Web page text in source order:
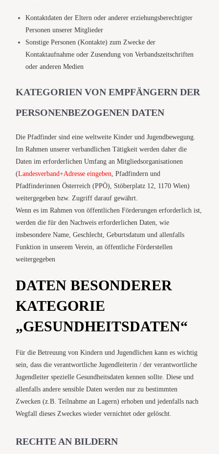
Kontaktdaten der Eltern oder anderer erziehungsberechtigter
Personen unserer Mitglieder
Sonstige Personen (Kontakte) zum Zwecke der
Kontaktaufnahme oder Zusendung von Verbandszeitschriften
oder anderen Medien
KATEGORIEN VON EMPFÄNGERN DER
PERSONENBEZOGENEN DATEN
Die Pfadfinder sind eine weltweite Kinder und Jugendbewegung.
Im Rahmen unserer verbandlichen Tätigkeit werden daher die
Daten im erforderlichen Umfang an Mitgliedsorganisationen
(Landesverband+Adresse eingeben , Pfadfindern und
Pfadfinderinnen Österreich (PPÖ), Stöberplatz 12, 1170 Wien)
weitergegeben bzw. Zugriff darauf gewährt.
Wenn es im Rahmen von öffentlichen Förderungen erforderlich ist,
werden die für den Nachweis erforderlichen Daten, wie
insbesondere Name, Geschlecht, Geburtsdatum und allenfalls
Funktion in unserem Verein, an öffentliche Förderstellen
weitergegeben
DATEN BESONDERER
KATEGORIE
„GESUNDHEITSDATEN“
Für die Betreuung von Kindern und Jugendlichen kann es wichtig
sein, dass die verantwortliche Jugendleiterin / der verantwortliche
Jugendleiter spezielle Gesundheitsdaten kennen sollte. Diese und
allenfalls andere sensible Daten werden nur zu bestimmten
Zwecken (z.B. Teilnahme an Lagern) erhoben und jedenfalls nach
Wegfall dieses Zweckes wieder vernichtet oder gelöscht.
RECHTE AN BILDERN